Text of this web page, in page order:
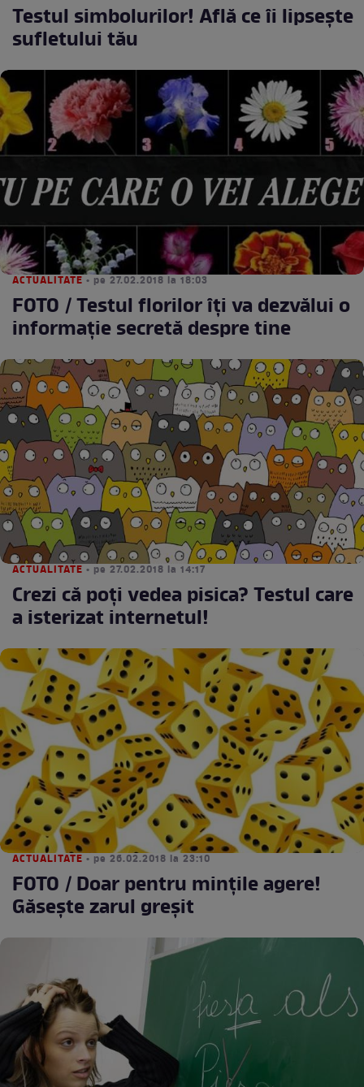
Testul simbolurilor! Află ce îi lipseşte
sufletului tău
ACTUALITATE • pe 27.02.2018 la 18:03
FOTO / Testul florilor îți va dezvălui o
informație secretă despre tine
ACTUALITATE • pe 27.02.2018 la 14:17
Crezi că poţi vedea pisica? Testul care
a isterizat internetul!
ACTUALITATE • pe 26.02.2018 la 23:10
FOTO / Doar pentru minţile agere!
Găseşte zarul greşit